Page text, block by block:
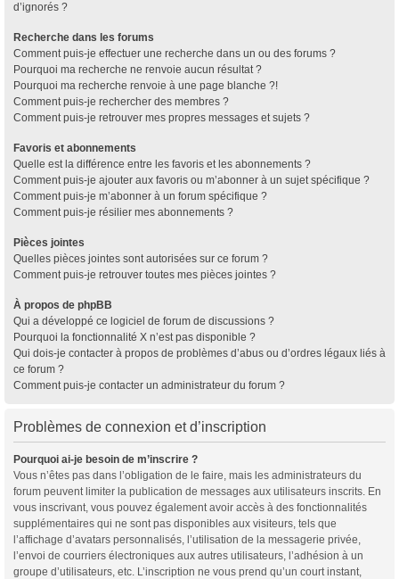
d’ignorés ?
Recherche dans les forums
Comment puis-je effectuer une recherche dans un ou des forums ?
Pourquoi ma recherche ne renvoie aucun résultat ?
Pourquoi ma recherche renvoie à une page blanche ?!
Comment puis-je rechercher des membres ?
Comment puis-je retrouver mes propres messages et sujets ?
Favoris et abonnements
Quelle est la différence entre les favoris et les abonnements ?
Comment puis-je ajouter aux favoris ou m’abonner à un sujet spécifique ?
Comment puis-je m’abonner à un forum spécifique ?
Comment puis-je résilier mes abonnements ?
Pièces jointes
Quelles pièces jointes sont autorisées sur ce forum ?
Comment puis-je retrouver toutes mes pièces jointes ?
À propos de phpBB
Qui a développé ce logiciel de forum de discussions ?
Pourquoi la fonctionnalité X n’est pas disponible ?
Qui dois-je contacter à propos de problèmes d’abus ou d’ordres légaux liés à
ce forum ?
Comment puis-je contacter un administrateur du forum ?
Problèmes de connexion et d’inscription
Pourquoi ai-je besoin de m’inscrire ?
Vous n’êtes pas dans l’obligation de le faire, mais les administrateurs du
forum peuvent limiter la publication de messages aux utilisateurs inscrits. En
vous inscrivant, vous pouvez également avoir accès à des fonctionnalités
supplémentaires qui ne sont pas disponibles aux visiteurs, tels que
l’affichage d’avatars personnalisés, l’utilisation de la messagerie privée,
l’envoi de courriers électroniques aux autres utilisateurs, l’adhésion à un
groupe d’utilisateurs, etc. L’inscription ne vous prend qu’un court instant,